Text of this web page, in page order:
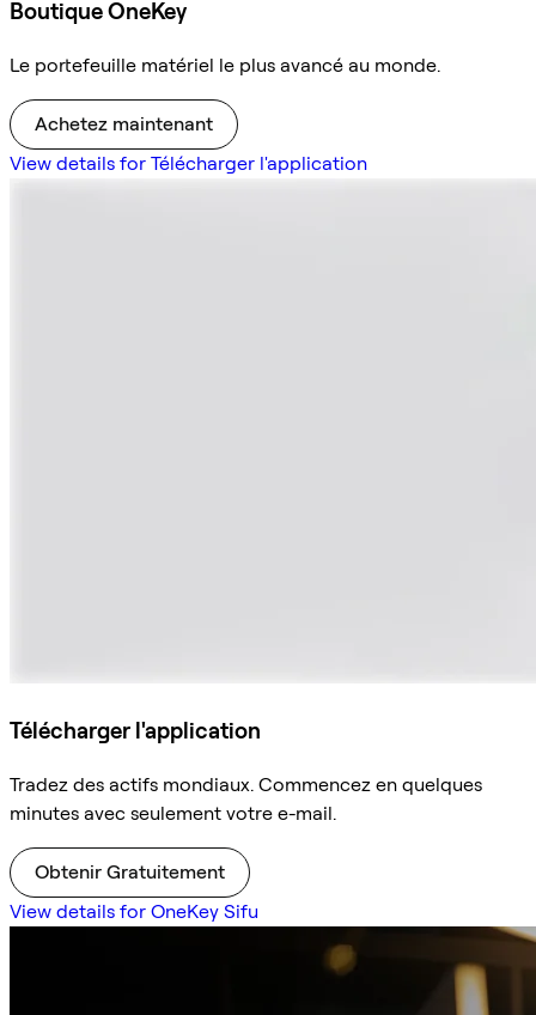
Boutique OneKey
Le portefeuille matériel le plus avancé au monde.
Achetez maintenant
View details for Télécharger l'application
Télécharger l'application
Tradez des actifs mondiaux. Commencez en quelques
minutes avec seulement votre e-mail.
Obtenir Gratuitement
View details for OneKey Sifu